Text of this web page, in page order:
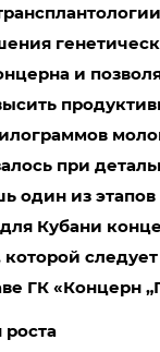
и
при
один из этапов
Кубани
которой
ГК «Концерн
роста